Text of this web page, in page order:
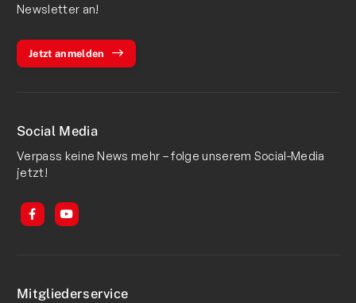
Newsletter an!
Jetzt anmelden
Social Media
Verpass keine News mehr – folge unserem Social-Media
jetzt!
Mitgliederservice